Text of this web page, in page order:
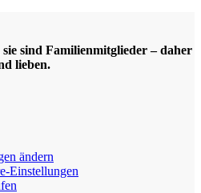
sind Familienmitglieder – daher
lieben.
ändern
Einstellungen